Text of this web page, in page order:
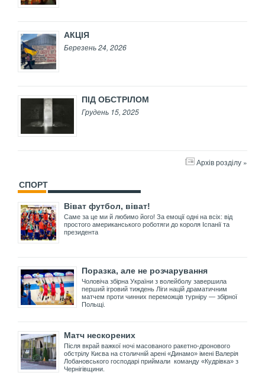
АКЦІЯ
Березень 24, 2026
ПІД ОБСТРІЛОМ
Грудень 15, 2025
Архів розділу »
СПОРТ
Віват футбол, віват!
Саме за це ми й любимо його! За емоції одні на всіх: від
простого американського роботяги до короля Іспанії та
президента
Поразка, але не розчарування
Чоловіча збірна України з волейболу завершила
перший ігровий тиждень Ліги націй драматичним
матчем проти чинних переможців турніру — збірної
Польщі.
Матч нескорених
Після вкрай важкої ночі масованого ракетно-дронового
обстрілу Києва на столичній арені «Динамо» імені Валерія
Лобановського господарі приймали команду «Кудрівка» з
Чернігівщини.